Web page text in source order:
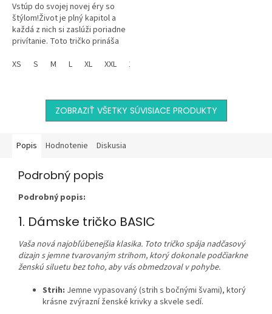
Vstúp do svojej novej éry so
štýlom!Život je plný kapitol a
každá z nich si zaslúži poriadne
privítanie. Toto tričko prináša
elegantný dizajn v...
XS S M L XL XXL 134
ZOBRAZIŤ VŠETKY SÚVISIACE PRODUKTY
Popis Hodnotenie Diskusia
Podrobný popis
Podrobný popis:
1. Dámske tričko BASIC
Vaša nová najobľúbenejšia klasika. Toto tričko spája nadčasový
dizajn s jemne tvarovaným strihom, ktorý dokonale podčiarkne
ženskú siluetu bez toho, aby vás obmedzoval v pohybe.
Strih: Jemne vypasovaný (strih s bočnými švami), ktorý
krásne zvýrazní ženské krivky a skvele sedí.